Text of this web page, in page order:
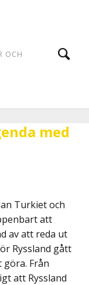
OCH
med
Turkiet och
att
av att reda ut
Ryssland gått
göra. Från
att Ryssland